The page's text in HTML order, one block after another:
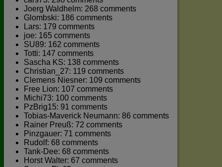
Joerg Waldhelm: 268 comments
Glombski: 186 comments
Lars: 179 comments
joe: 165 comments
SU89: 162 comments
Totti: 147 comments
Sascha KS: 138 comments
Christian_27: 119 comments
Clemens Niesner: 109 comments
Free Lion: 107 comments
Michi73: 100 comments
PzBrig15: 91 comments
Tobias-Maverick Neumann: 86 comments
Rainer Preuß: 72 comments
Pinzgauer: 71 comments
Rudolf: 68 comments
Tank-Dee: 68 comments
Horst Walter: 67 comments